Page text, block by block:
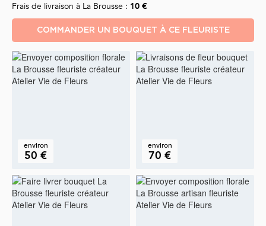
Frais de livraison à La Brousse : 10 €
COMMANDER UN BOUQUET À CE FLEURISTE
environ
50 €
environ
70 €